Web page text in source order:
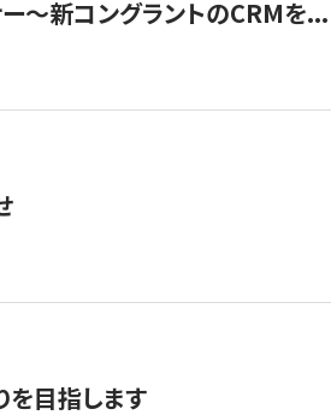
ー〜新コングラントのCRMを...
を目指します